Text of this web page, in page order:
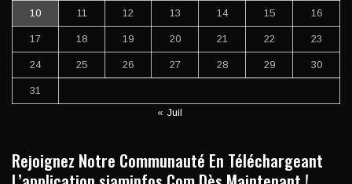
10 11 12 13 14 15 16
17 18 19 20 21 22 23
24 25 26 27 28 29 30
31
« Juil
Rejoignez Notre Communauté En Téléchargeant